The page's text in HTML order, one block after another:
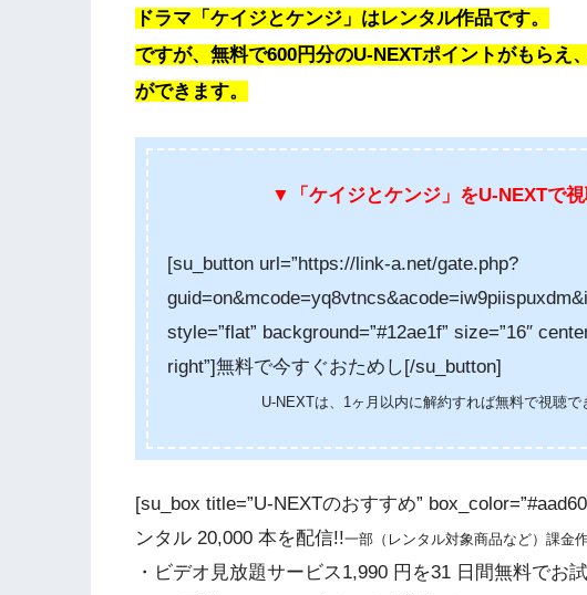
ドラマ「ケイジとケンジ」はレンタル作品です。
ですが、無料で600円分のU-NEXTポイントがもらえ
ができます。
▼「ケイジとケンジ」をU-NEXTで
[su_button url=”https://link-a.net/gate.php?
style=”flat” background=”#12ae1f” size=”16″
right”]無料で今すぐおためし[/su_button]
U-NEXTは、1ヶ月以内に解約すれば無料で視聴で
[su_box title=”U-NEXTのおすすめ”
ンタル 20,000 本を配信!!一部（レンタル対象商品など）課金
・ビデオ見放題サービス1,990 円を31 日間無料でお